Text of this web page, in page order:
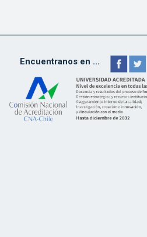
Encuentranos en ...